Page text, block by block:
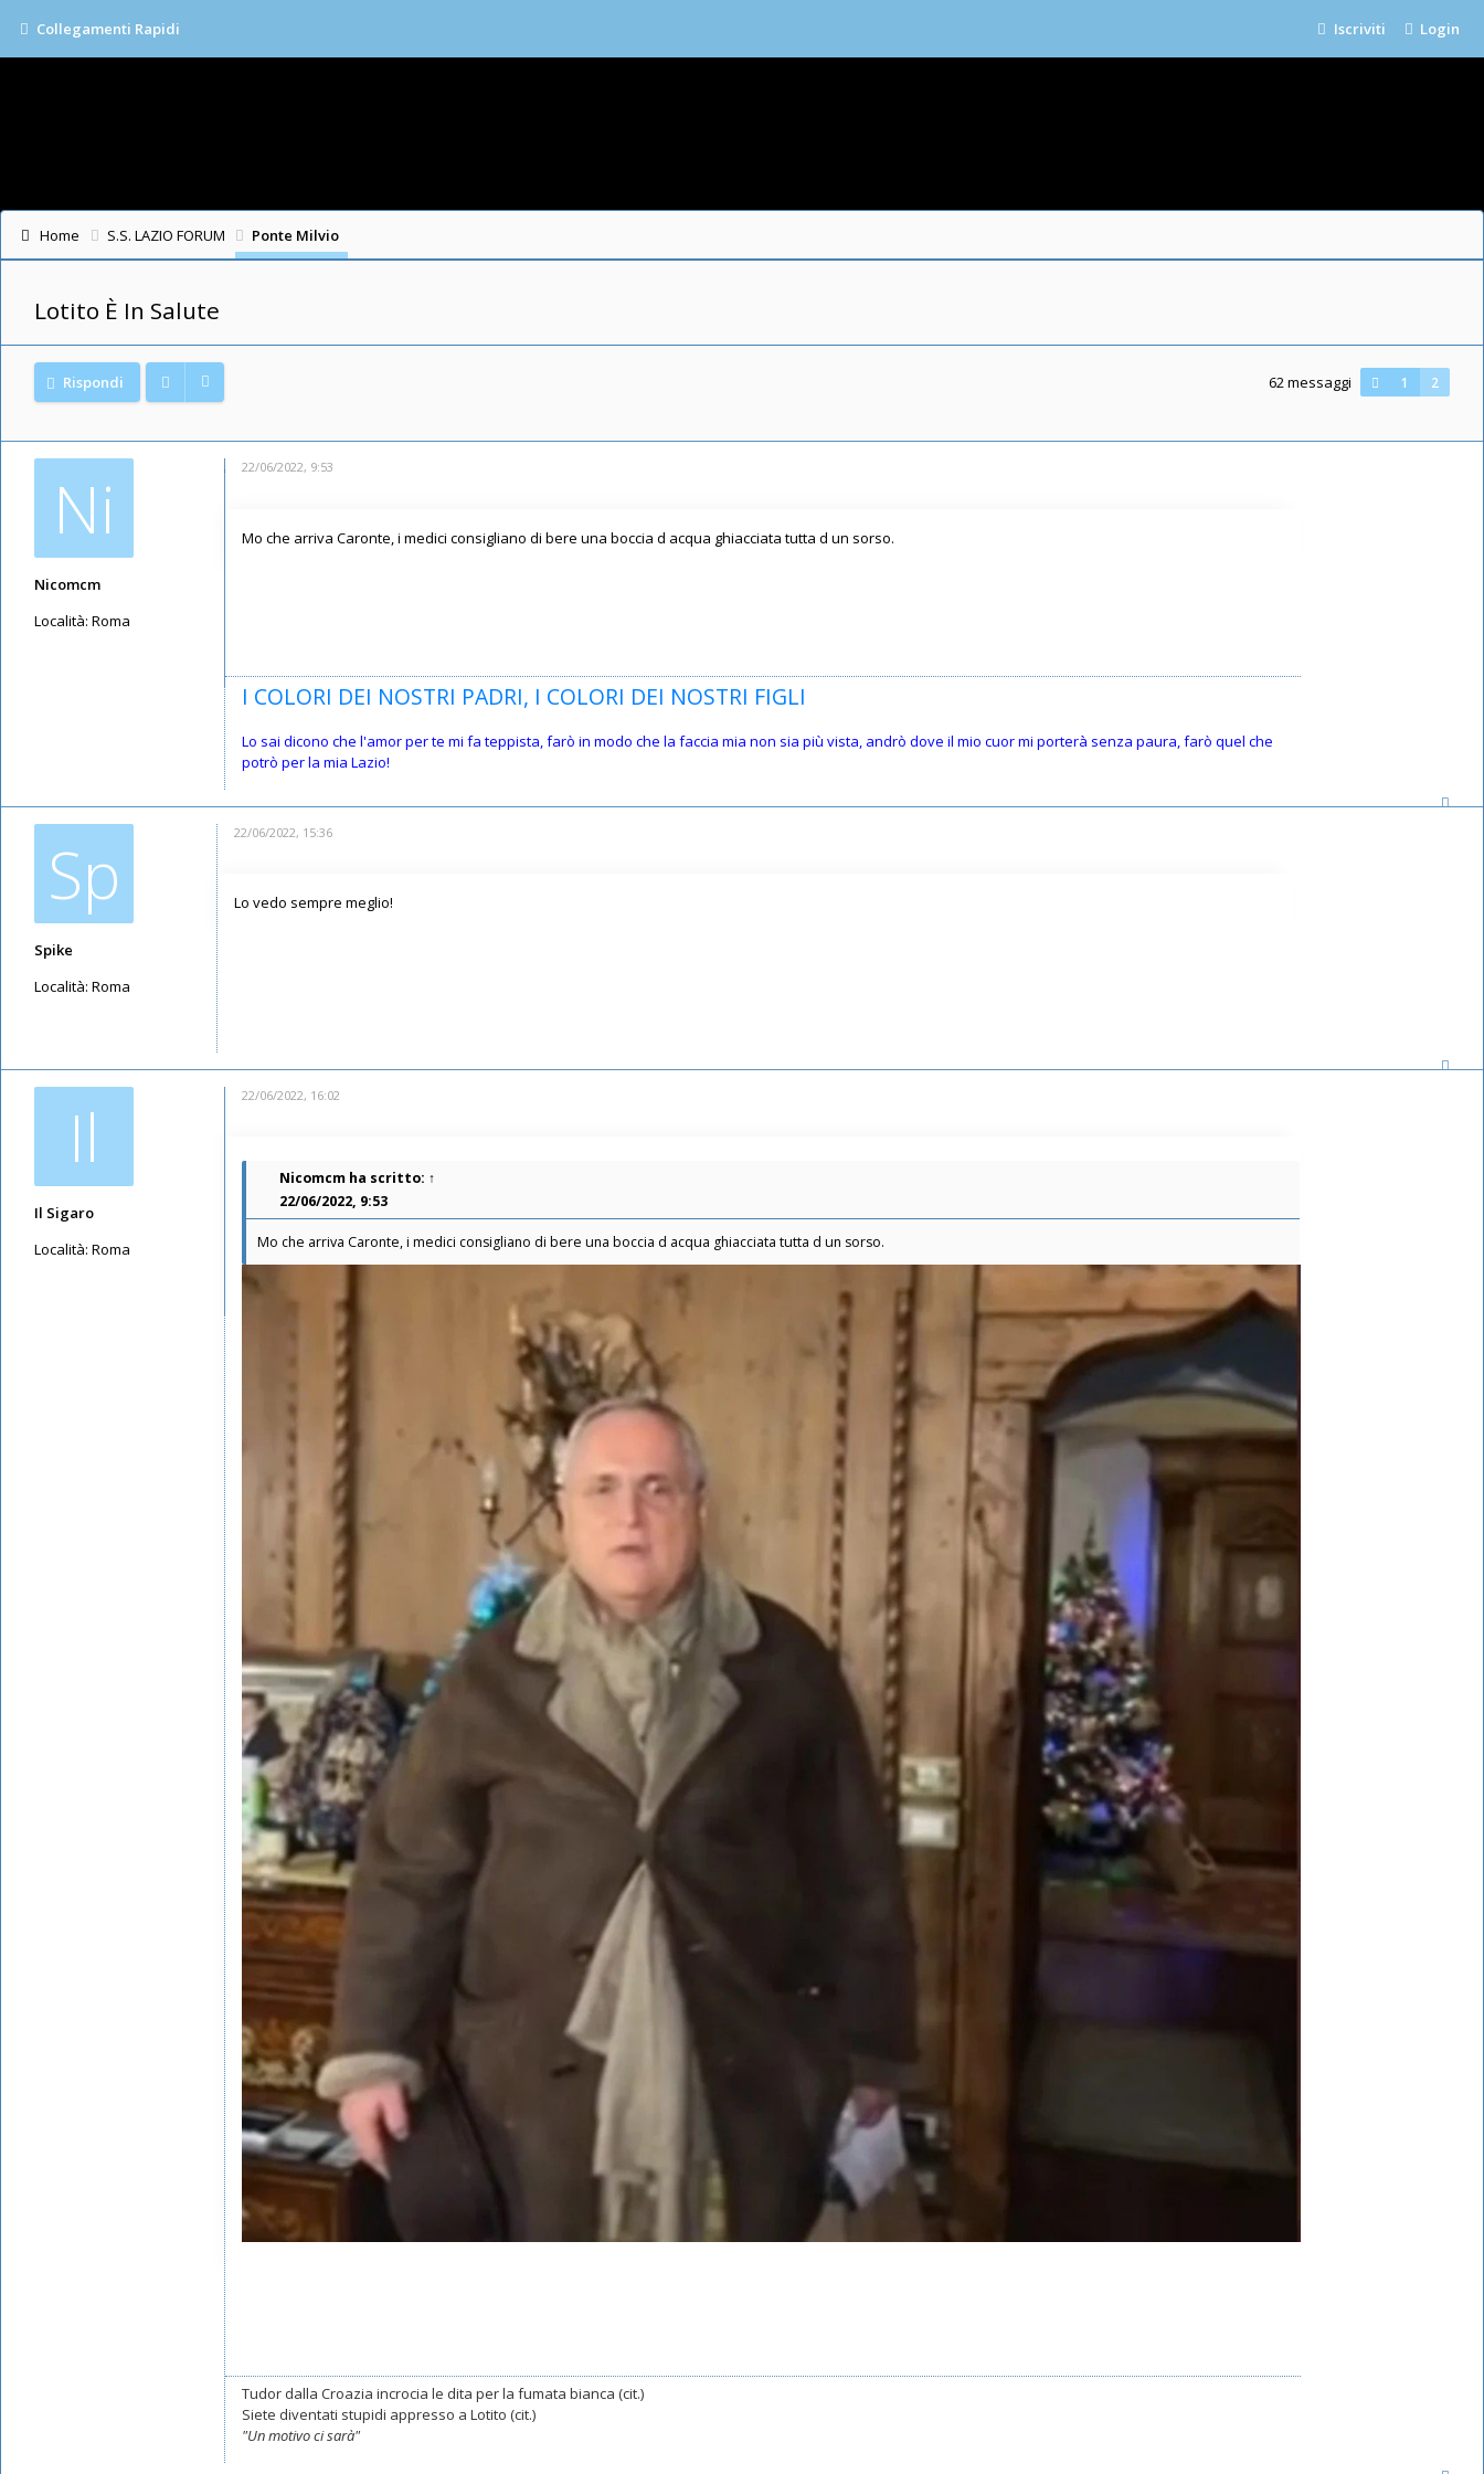
Collegamenti Rapidi Login
Iscriviti
Home S.S. LAZIO FORUM Ponte Milvio
Lotito È In Salute
Rispondi 62 messaggi 1 2
Ni
Nicomcm
Località: Roma
22/06/2022, 9:53
Mo che arriva Caronte, i medici consigliano di bere una boccia d acqua ghiacciata tutta d un sorso.
I COLORI DEI NOSTRI PADRI, I COLORI DEI NOSTRI FIGLI
Lo sai dicono che l'amor per te mi fa teppista, farò in modo che la faccia mia non sia più vista, andrò dove il mio cuor mi porterà senza paura, farò quel che
potrò per la mia Lazio!
Sp
Spike
Località: Roma
22/06/2022, 15:36
Lo vedo sempre meglio!
Il
Il Sigaro
Località: Roma
22/06/2022, 16:02
Nicomcm ha scritto: ↑
22/06/2022, 9:53
Mo che arriva Caronte, i medici consigliano di bere una boccia d acqua ghiacciata tutta d un sorso.
Tudor dalla Croazia incrocia le dita per la fumata bianca (cit.)
Siete diventati stupidi appresso a Lotito (cit.)
"Un motivo ci sarà"